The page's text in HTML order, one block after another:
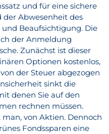
und für eine sichere
der Abwesenheit des
Beaufsichtigung. Die
der Anmeldung
Zunächst ist dieser
Optionen kostenlos,
der Steuer abgezogen
sinkt die
denen Sie auf den
rechnen müssen.
von Aktien. Dennoch
Fondssparen eine